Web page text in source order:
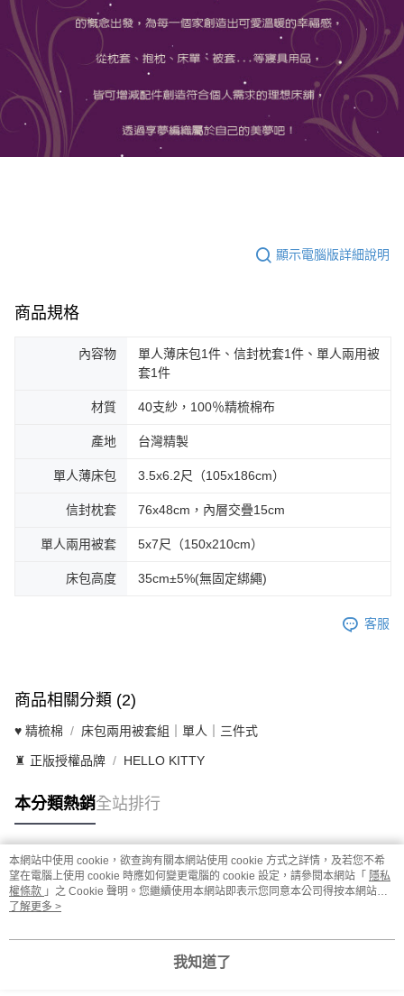
顯示電腦版詳細說明
商品規格
內容物
單人薄床包1件、信封枕套1件、單人兩用被
套1件
材質 40支紗，100％精梳棉布
產地 台灣精製
單人薄床包 3.5x6.2尺（105x186cm）
信封枕套 76x48cm，內層交疊15cm
單人兩用被套 5x7尺（150x210cm）
床包高度 35cm±5%(無固定綁繩)
客服
商品相關分類 (2)
♥ 精梳棉 床包兩用被套組｜單人｜三件式
♜ 正版授權品牌 HELLO KITTY
本分類熱銷全站排行
熱門標籤
本網站中使用 cookie，欲查詢有關本網站使用 cookie 方式之詳情，及若您不希
望在電腦上使用 cookie 時應如何變更電腦的 cookie 設定，請參閱本網站「 隱私
權條款 」之 Cookie 聲明。您繼續使用本網站即表示您同意本公司得按本網站使
用條款之 Cookie 聲明使用 cookie。
了解更多 >
我知道了